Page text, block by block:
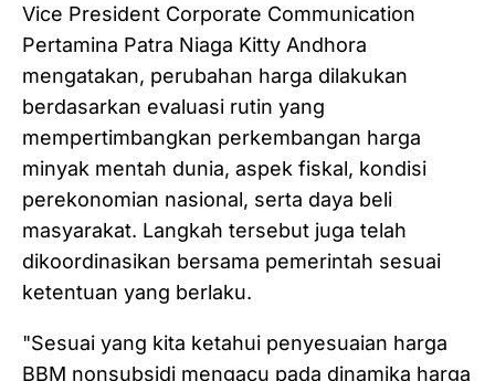
Vice President Corporate Communication
Pertamina Patra Niaga Kitty Andhora
mengatakan, perubahan harga dilakukan
berdasarkan evaluasi rutin yang
mempertimbangkan perkembangan harga
minyak mentah dunia, aspek fiskal, kondisi
perekonomian nasional, serta daya beli
masyarakat. Langkah tersebut juga telah
dikoordinasikan bersama pemerintah sesuai
ketentuan yang berlaku.
"Sesuai yang kita ketahui penyesuaian harga
BBM nonsubsidi mengacu pada dinamika harga